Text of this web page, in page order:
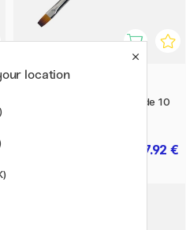
KUM
Pinsel Memory Point Gerade 10
7.92 €
location